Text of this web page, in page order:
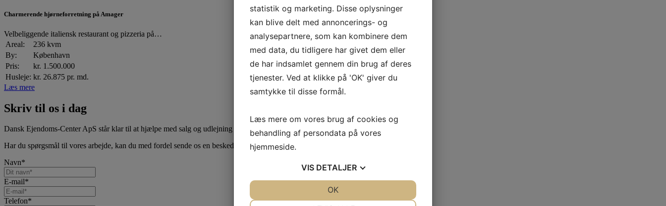
Charmerende hjørneforretning på Amager
Velbeliggende italiensk restaurant og pizzeria på…
Areal:
236 kvm
By:
København
Pris:
kr. 1.500.000
Husleje: kr. 26.875 pr. md.
Læs mere
Skriv til os i dag
Dansk Ejendoms-Center ApS står klar til at hjælpe med salg og udlejning af erhvervslokaler i København og på resten af Sjælland.
Har du spørgsmål til vores arbejde, kan du med fordel sende os en besked. Vi vender tilbage hurtigst muligt!
Navn*
E-mail*
Telefon*
statistik og marketing. Disse oplysninger
kan blive delt med annoncerings- og
analysepartnere, som kan kombinere dem
med data, du tidligere har givet dem eller
de har indsamlet gennem din brug af deres
tjenester. Ved at klikke på 'OK' giver du
samtykke til disse formål.
Læs mere om vores brug af cookies og
behandling af persondata på vores
hjemmeside.
VIS DETALJER
OK